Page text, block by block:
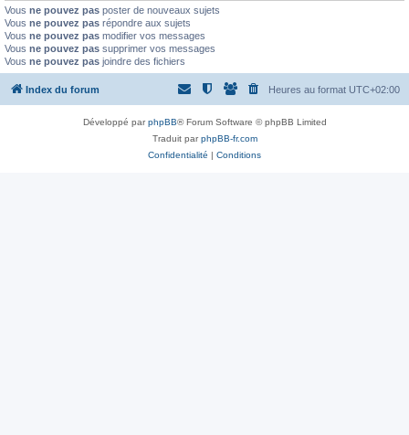
Vous ne pouvez pas poster de nouveaux sujets
Vous ne pouvez pas répondre aux sujets
Vous ne pouvez pas modifier vos messages
Vous ne pouvez pas supprimer vos messages
Vous ne pouvez pas joindre des fichiers
Index du forum Heures au format UTC+02:00
Développé parphpBB® Forum Software © phpBB Limited
Traduit parphpBB-fr.com
Confidentialité | Conditions